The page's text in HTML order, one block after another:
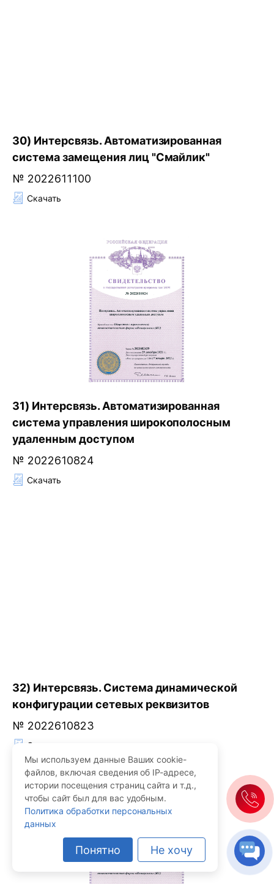
30) Интерсвязь. Автоматизированная
система замещения лиц "Смайлик"
№ 2022611100
Скачать
31) Интерсвязь. Автоматизированная
система управления широкополосным
удаленным доступом
№ 2022610824
Скачать
32) Интерсвязь. Система динамической
конфигурации сетевых реквизитов
№ 2022610823
Скачать
Мы используем данные Ваших cookie-
файлов, включая сведения об IP-адресе,
истории посещения страниц сайта и т.д.,
чтобы сайт был для вас удобным.
Политика обработки персональных
данных
Понятно Не хочу